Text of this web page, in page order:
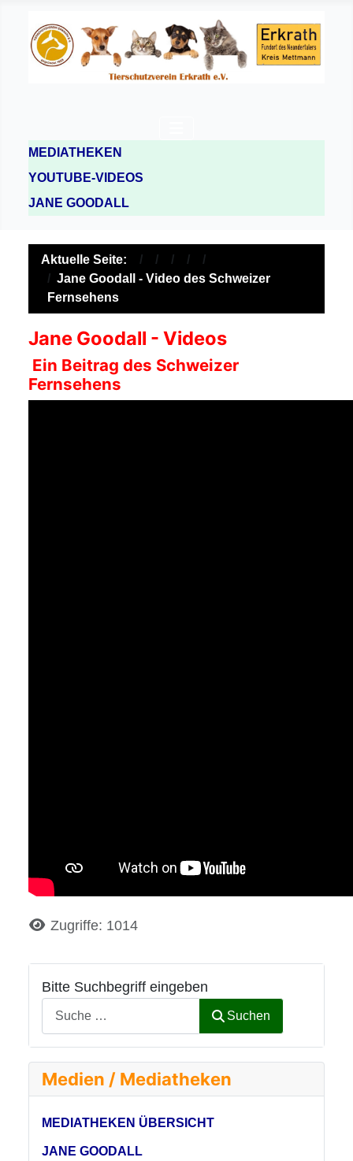
MEDIATHEKEN
YOUTUBE-VIDEOS
JANE GOODALL
Bitte Suchbegriff eingeben
Suchen
Medien / Mediatheken
MEDIATHEKEN ÜBERSICHT
JANE GOODALL
Aktuelle Seite:
Jane Goodall - Video des Schweizer
Fernsehens
Jane Goodall - Videos
Ein Beitrag des Schweizer
Fernsehens
DetailsZugriffe: 1014